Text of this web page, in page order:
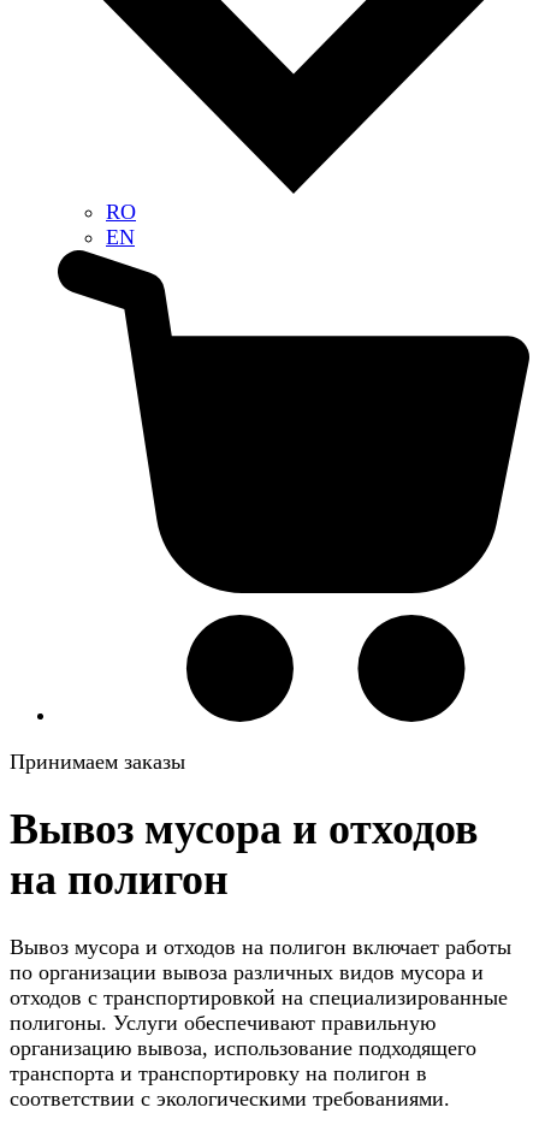
RO
EN
Принимаем заказы
Вывоз мусора и отходов
на полигон
Вывоз мусора и отходов на полигон включает работы
по организации вывоза различных видов мусора и
отходов с транспортировкой на специализированные
полигоны. Услуги обеспечивают правильную
организацию вывоза, использование подходящего
транспорта и транспортировку на полигон в
соответствии с экологическими требованиями.